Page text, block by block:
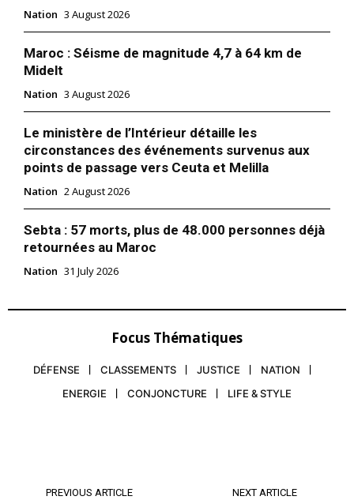
Nation 3 August 2026
Maroc : Séisme de magnitude 4,7 à 64 km de
Midelt
Nation 3 August 2026
Le ministère de l’Intérieur détaille les
circonstances des événements survenus aux
points de passage vers Ceuta et Melilla
Nation 2 August 2026
Sebta : 57 morts, plus de 48.000 personnes déjà
retournées au Maroc
Nation 31 July 2026
Focus Thématiques
DÉFENSE CLASSEMENTS JUSTICE
NATION
ENERGIE
CONJONCTURE LIFE & STYLE
PREVIOUS ARTICLE NEXT ARTICLE